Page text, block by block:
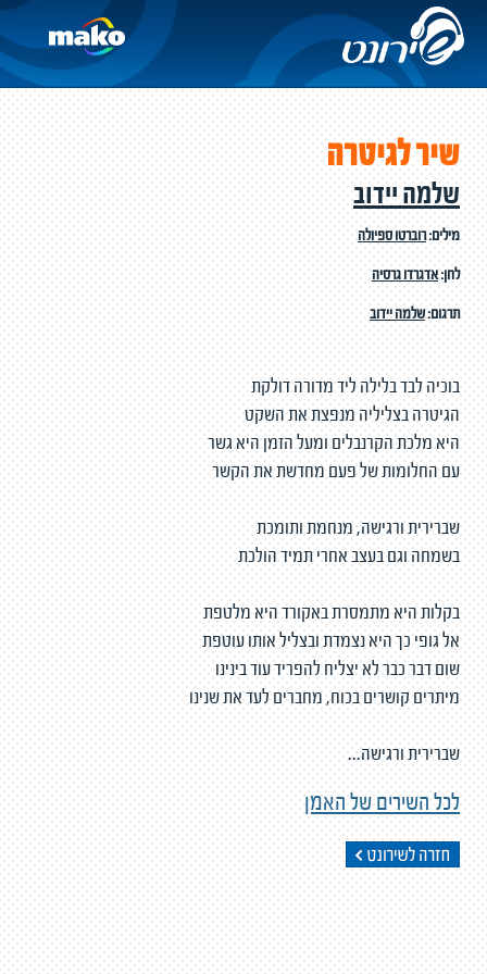
שיר לגיטרה
שלמה יידוב
מילים:רוברטו ספיולה
לחן:אדגרדו גרסיה
תרגום:שלמה יידוב
בוכיה לבד בלילה ליד מדורה דולקת
הגיטרה בצליליה מנפצת את השקט
היא מלכת הקרנבלים ומעל הזמן היא גשר
עם החלומות של פעם מחדשת את הקשר
שברירית ורגישה, מנחמת ותומכת
בשמחה וגם בעצב אחרי תמיד הולכת
בקלות היא מתמסרת באקורד היא מלטפת
אל גופי כך היא נצמדת ובצליל אותו עוטפת
שום דבר כבר לא יצליח להפריד עוד בינינו
מיתרים קושרים בכוח, מחברים לעד את שנינו
שברירית ורגישה...
לכל השירים של האמן